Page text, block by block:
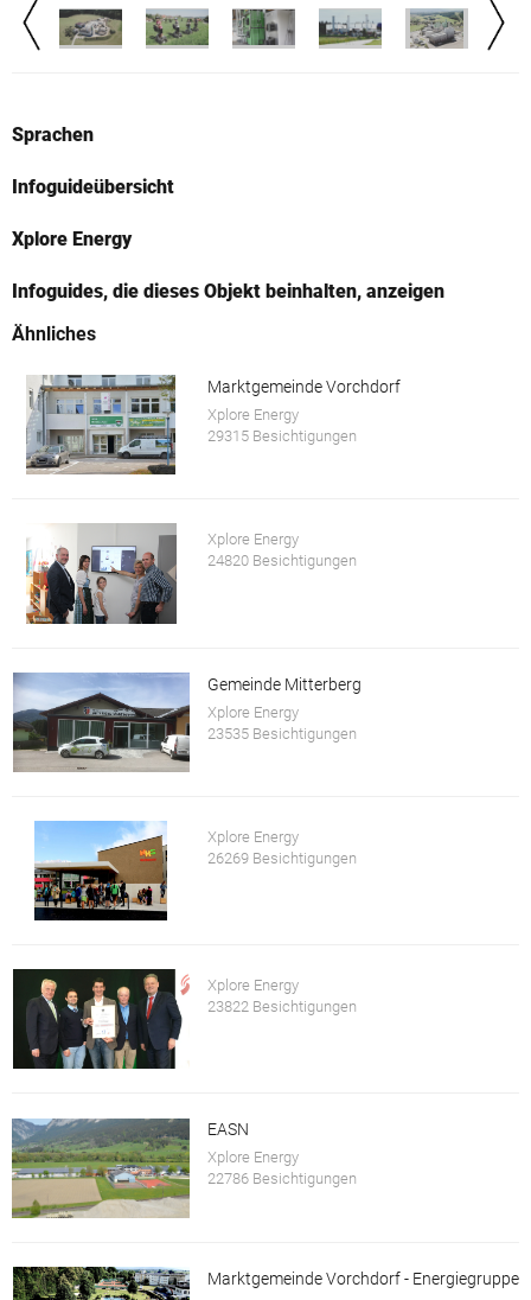
Sprachen
Infoguideübersicht
Xplore Energy
Infoguides, die dieses Objekt beinhalten, anzeigen
Ähnliches
Marktgemeinde Vorchdorf
Xplore Energy
29315 Besichtigungen
Xplore Energy
24820 Besichtigungen
Gemeinde Mitterberg
Xplore Energy
23535 Besichtigungen
Xplore Energy
26269 Besichtigungen
Xplore Energy
23822 Besichtigungen
EASN
Xplore Energy
22786 Besichtigungen
Marktgemeinde Vorchdorf - Energiegruppe